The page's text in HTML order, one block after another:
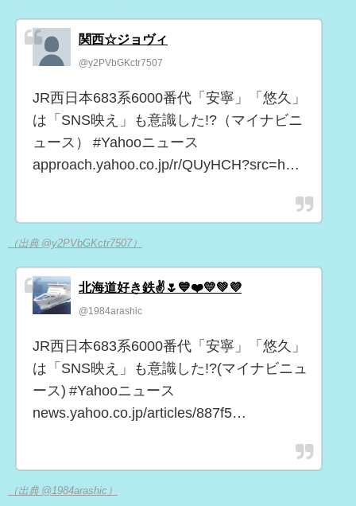
関西☆ジョヴィ
@y2PVbGKctr7507
JR西日本683系6000番代「安寧」「悠久」
は「SNS映え」も意識した!?（マイナビニ
ュース） #Yahooニュース
approach.yahoo.co.jp/r/QUyHCH?src=h…
（出典 @y2PVbGKctr7507）
北海道好き鉄✌️🌷💙❤️💛💚💜
@1984arashic
JR西日本683系6000番代「安寧」「悠久」
は「SNS映え」も意識した!?(マイナビニュ
ース) #Yahooニュース
news.yahoo.co.jp/articles/887f5…
（出典 @1984arashic）